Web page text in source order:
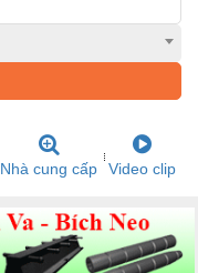
Nhà cung cấp Video clip